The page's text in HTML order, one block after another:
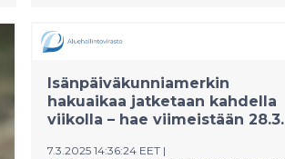
Isänpäiväkunniamerkin
hakuaikaa jatketaan kahdella
viikolla – hae viimeistään 28.3.
7.3.2025 14:36:24 EET |